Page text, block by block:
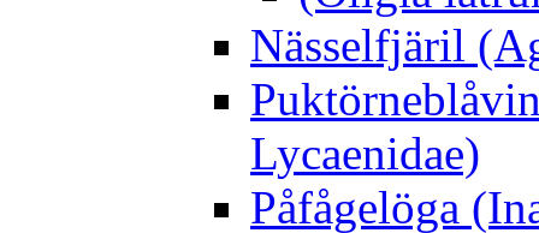
Nässelfjäril
Lycaenidae)
Påfågelöga